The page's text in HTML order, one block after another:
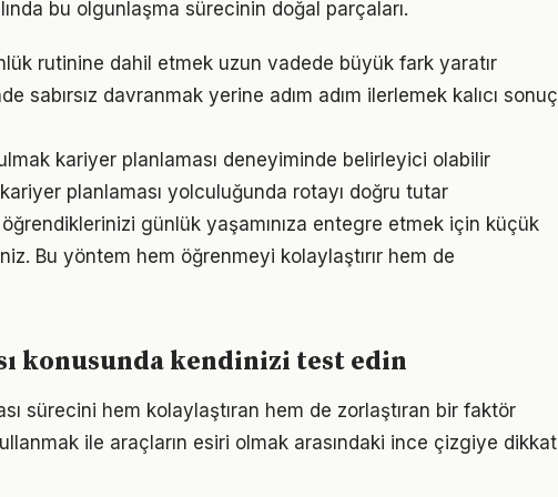
bu olgunlaşma sürecinin doğal parçaları.
rutinine dahil etmek uzun vadede büyük fark yaratır
sabırsız davranmak yerine adım adım ilerlemek kalıcı sonuç
kariyer planlaması deneyiminde belirleyici olabilir
planlaması yolculuğunda rotayı doğru tutar
günlük yaşamınıza entegre etmek için küçük
Bu yöntem hem öğrenmeyi kolaylaştırır hem de
konusunda kendinizi test edin
sürecini hem kolaylaştıran hem de zorlaştıran bir faktör
ile araçların esiri olmak arasındaki ince çizgiye dikkat